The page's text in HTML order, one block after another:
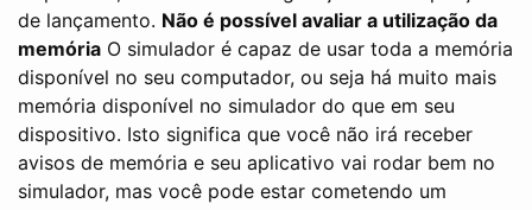
de lançamento. Não é possível avaliar a utilização da
memória O simulador é capaz de usar toda a memória
disponível no seu computador, ou seja há muito mais
memória disponível no simulador do que em seu
dispositivo. Isto significa que você não irá receber
avisos de memória e seu aplicativo vai rodar bem no
simulador, mas você pode estar cometendo um